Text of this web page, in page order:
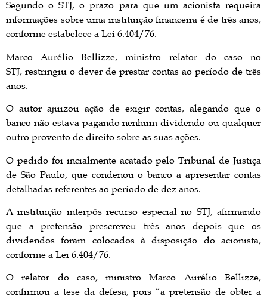
Segundo o STJ, o prazo para que um acionista requeira
informações sobre uma instituição financeira é de três anos,
conforme estabelece a Lei 6.404/76.
Marco Aurélio Bellizze, ministro relator do caso no
STJ, restringiu o dever de prestar contas ao período de três
anos.
O autor ajuizou ação de exigir contas, alegando que o
banco não estava pagando nenhum dividendo ou qualquer
outro provento de direito sobre as suas ações.
O pedido foi incialmente acatado pelo Tribunal de Justiça
de São Paulo, que condenou o banco a apresentar contas
detalhadas referentes ao período de dez anos.
A instituição interpôs recurso especial no STJ, afirmando
que a pretensão prescreveu três anos depois que os
dividendos foram colocados à disposição do acionista,
conforme a Lei 6.404/76.
O relator do caso, ministro Marco Aurélio Bellizze,
confirmou a tese da defesa, pois “a pretensão de obter a